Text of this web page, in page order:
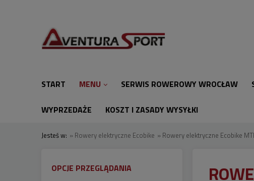
START MENU SERWIS ROWEROWY WROCŁAW
WYPRZEDAŻE KOSZT I ZASADY WYSYŁKI
Jesteś w: » Rowery elektryczne Ecobike » Rowery elektryczne Ecobike
OPCJE PRZEGLĄDANIA